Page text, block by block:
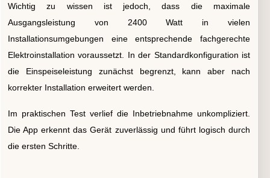
Wichtig zu wissen ist jedoch, dass die maximale
Ausgangsleistung von 2400 Watt in vielen
Installationsumgebungen eine entsprechende fachgerechte
Elektroinstallation voraussetzt. In der Standardkonfiguration ist
die Einspeiseleistung zunächst begrenzt, kann aber nach
korrekter Installation erweitert werden.
Im praktischen Test verlief die Inbetriebnahme unkompliziert.
Die App erkennt das Gerät zuverlässig und führt logisch durch
die ersten Schritte.